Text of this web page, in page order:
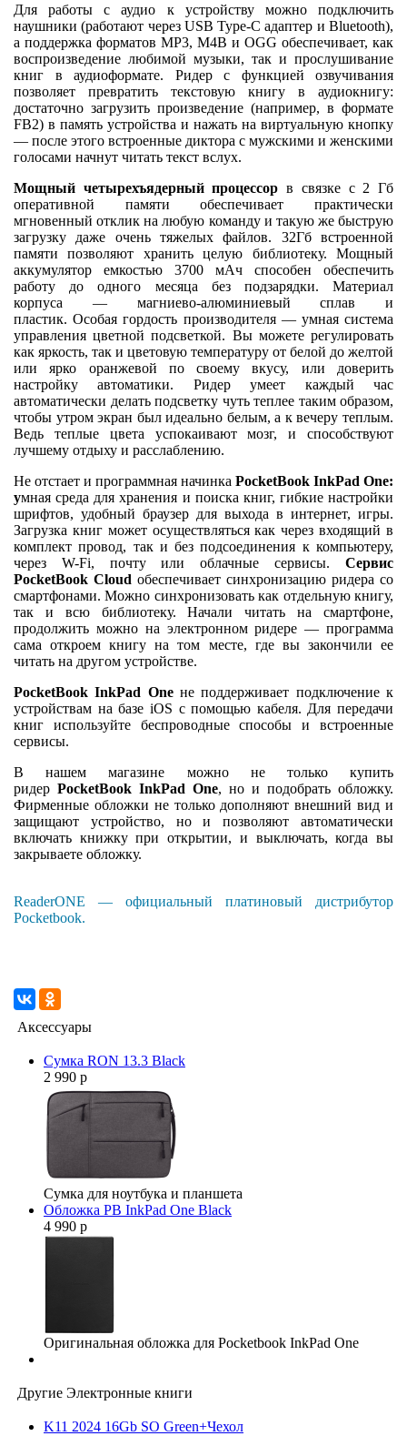
Для работы с аудио к устройству можно подключить
наушники (работают через USB Type-C адаптер и Bluetooth),
а поддержка форматов MP3, M4B и OGG обеспечивает, как
воспроизведение любимой музыки, так и прослушивание
книг в аудиоформате. Ридер с функцией озвучивания
позволяет превратить текстовую книгу в аудиокнигу:
достаточно загрузить произведение (например, в формате
FB2) в память устройства и нажать на виртуальную кнопку
— после этого встроенные диктора с мужскими и женскими
голосами начнут читать текст вслух.
Мощный четырехъядерный процессор в связке с 2 Гб
оперативной памяти обеспечивает практически
мгновенный отклик на любую команду и такую же быструю
загрузку даже очень тяжелых файлов. 32Гб встроенной
памяти позволяют хранить целую библиотеку. Мощный
аккумулятор емкостью 3700 мАч способен обеспечить
работу до одного месяца без подзарядки. Материал
корпуса — магниево-алюминиевый сплав и
пластик. Особая гордость производителя — умная система
управления цветной подсветкой. Вы можете регулировать
как яркость, так и цветовую температуру от белой до желтой
или ярко оранжевой по своему вкусу, или доверить
настройку автоматики. Ридер умеет каждый час
автоматически делать подсветку чуть теплее таким образом,
чтобы утром экран был идеально белым, а к вечеру теплым.
Ведь теплые цвета успокаивают мозг, и способствуют
лучшему отдыху и расслаблению.
Не отстает и программная начинка PocketBook InkPad One:
умная среда для хранения и поиска книг, гибкие настройки
шрифтов, удобный браузер для выхода в интернет, игры.
Загрузка книг может осуществляться как через входящий в
комплект провод, так и без подсоединения к компьютеру,
через W-Fi, почту или облачные сервисы. Сервис
PocketBook Cloud обеспечивает синхронизацию ридера со
смартфонами. Можно синхронизовать как отдельную книгу,
так и всю библиотеку. Начали читать на смартфоне,
продолжить можно на электронном ридере — программа
сама откроем книгу на том месте, где вы закончили ее
читать на другом устройстве.
PocketBook InkPad One не поддерживает подключение к
устройствам на базе iOS с помощью кабеля. Для передачи
книг используйте беспроводные способы и встроенные
сервисы.
В нашем магазине можно не только купить
ридер PocketBook InkPad One, но и подобрать обложку.
Фирменные обложки не только дополняют внешний вид и
защищают устройство, но и позволяют автоматически
включать книжку при открытии, и выключать, когда вы
закрываете обложку.
ReaderONE — официальный платиновый дистрибутор
Pocketbook.
Аксессуары
Сумка RON 13.3 Black
2 990 р
Сумка для ноутбука и планшета
Обложка PB InkPad One Black
4 990 р
Оригинальная обложка для Pocketbook InkPad One
Другие Электронные книги
K11 2024 16Gb SO Green+Чехол